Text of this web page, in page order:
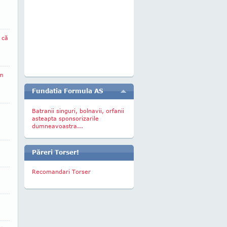
Fundatia Formula AS
Batranii singuri, bolnavii, orfanii
asteapta sponsorizarile
dumneavoastra...
Păreri Torser!
Recomandari Torser